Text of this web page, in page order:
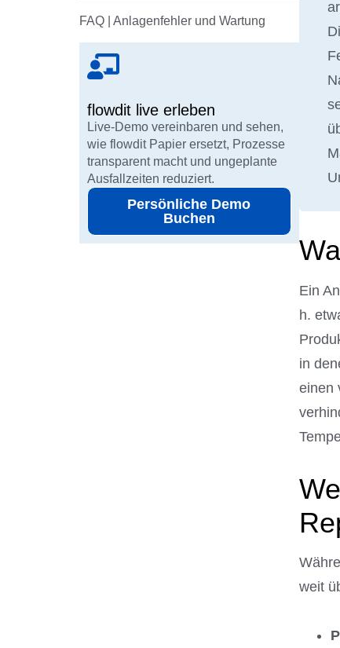
FAQ | Anlagenfehler und Wartung
flowdit live erleben
Live-Demo vereinbaren und sehen,
wie flowdit Papier ersetzt, Prozesse
transparent macht und ungeplante
Ausfallzeiten reduziert.
Persönliche Demo
Buchen
Ein
h.
in
einen
weit